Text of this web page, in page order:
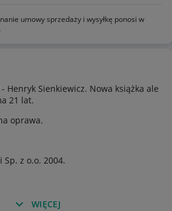
umowy sprzedaży i wysyłkę ponosi w
Henryk Sienkiewicz. Nowa książka ale
21 lat.
oprawa.
Sp. z o.o. 2004.
WIĘCEJ